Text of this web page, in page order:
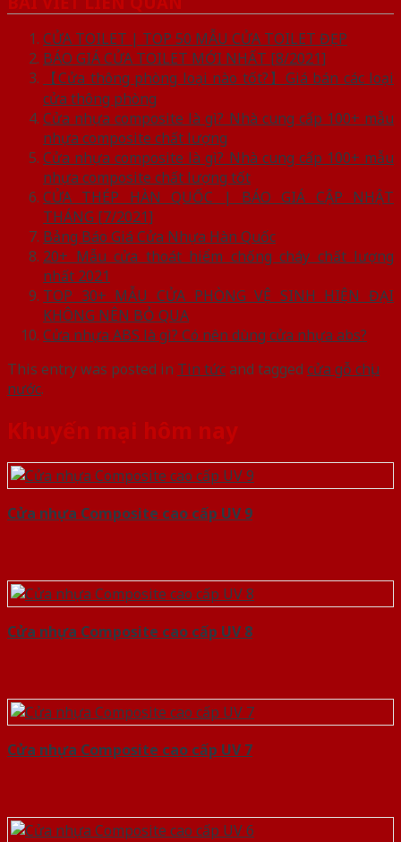
CỬA TOILET | TOP 50 MẪU CỬA TOILET ĐẸP
BÁO GIÁ CỬA TOILET MỚI NHẤT [8/2021]
【Cửa thông phòng loại nào tốt?】Giá bán các loại
cửa thông phòng
Cửa nhựa composite là gì? Nhà cung cấp 100+ mẫu
nhựa composite chất lượng
Cửa nhựa composite là gì? Nhà cung cấp 100+ mẫu
nhựa composite chất lượng tốt
CỬA THÉP HÀN QUỐC | BÁO GIÁ CẬP NHẬT
THÁNG [7/2021]
Bảng Báo Giá Cửa Nhựa Hàn Quốc
20+ Mẫu cửa thoát hiểm chống cháy chất lượng
nhất 2021
TOP 30+ MẪU CỬA PHÒNG VỆ SINH HIỆN ĐẠI
KHÔNG NÊN BỎ QUA
Cửa nhựa ABS là gì? Có nên dùng cửa nhựa abs?
This entry was posted in Tin tứcand tagged cửa gỗ chịu
nước.
Khuyến mại hôm nay
Cửa nhựa Composite cao cấp UV 9
Cửa nhựa Composite cao cấp UV 8
Cửa nhựa Composite cao cấp UV 7